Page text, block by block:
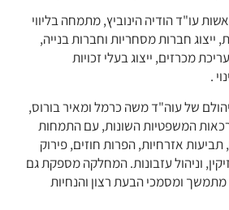
עו"ד הודיה הינוביץ, מתמחה בליווי
ייצוג חברות מסחריות וחברות בנייה,
מכרזים, ייצוג בעלי זכויות
.
של עוה"ד משה כרמל ומאיר בורוס,
המשפטיות השונות, עם התמחות
אזרחיות, הפרות חוזים, פירוק
וניהול עזבונות. המחלקה מספקת גם
מתמשך ומסמכי הבעת רצון והנחיות